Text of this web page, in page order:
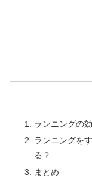
ランニングの
ランニングを
る？
まとめ